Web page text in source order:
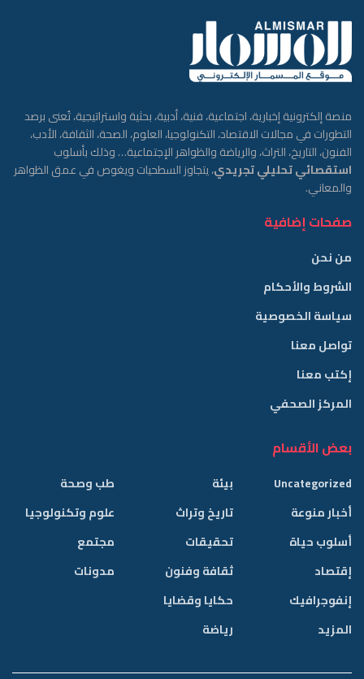
منصة إلكترونية إخبارية، اجتماعية، فنية، أدبية، بحثية واستراتيجية، تُعنى برصد
التطورات في مجالات الاقتصاد، التكنولوجيا، العلوم، الصحة، الثقافة، الأدب،
الفنون، التاريخ، التراث، والرياضة والظواهر الإجتماعية… وذلك بأسلوب
استقصائي تحليلي تجريدي، يتجاوز السطحيات ويغوص في عمق الظواهر
والمعاني.
صفحات إضافية
من نحن
الشروط والأحكام
سياسة الخصوصية
تواصل معنا
إكتب معنا
المركز الصحفي
بعض الأقسام
Uncategorized
أخبار منوعة
أسلوب حياة
إقتصاد
إنفوجرافيك
المزيد
بيئة
تاريخ وتراث
تحقيقات
ثقافة وفنون
حكايا وقضايا
رياضة
طب وصحة
علوم وتكنولوجيا
مجتمع
مدونات